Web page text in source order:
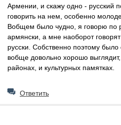
Армении, и скажу одно - русский
говорить на нем, особенно
Вобщем было чудно, я говорю по
армянски, а мне наоборот
русски. Собственно поэтому было
вобще довольно хорошо
районах, и культурных памятках.
Ответить